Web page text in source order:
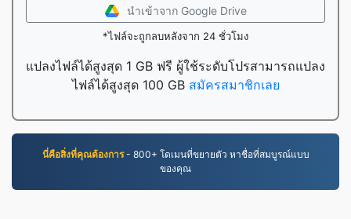
นำเข้าจาก Google Drive
*ไฟล์จะถูกลบหลังจาก 24 ชั่วโมง
แปลงไฟล์ได้สูงสุด 1 GB ฟรี ผู้ใช้ระดับโปรสามารถแปลง
ไฟล์ได้สูงสุด 100 GB สมัครสมาชิกเลย
นี่คือสิ่งที่คุณต้องการ- 800+ โดเมนที่ขยายตัว หาชื่อที่สมบูรณ์แบบ
ของคุณ